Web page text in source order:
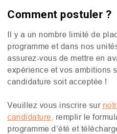
Comment postuler ?
Il y a un nombre limité de
programme et dans nos
assurez-vous de mettre en
expérience et vos ambitions
candidature soit acceptée !
Veuillez vous inscrire sur
candidature,
remplir le
programme d’été et